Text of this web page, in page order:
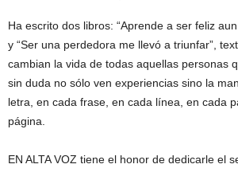
Ha escrito dos libros: “Aprende a ser feliz
y “Ser una perdedora me llevó a triunfar”,
cambian la vida de todas aquellas personas
sin duda no sólo ven experiencias sino la
letra, en cada frase, en cada línea, en cada
página.
EN ALTA VOZ tiene el honor de dedicarle el